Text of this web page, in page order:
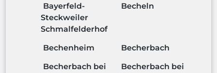
Bayerfeld-
Steckweiler
Schmalfelderhof
Becheln
Bechenheim Becherbach
Becherbach bei
Becherbach bei